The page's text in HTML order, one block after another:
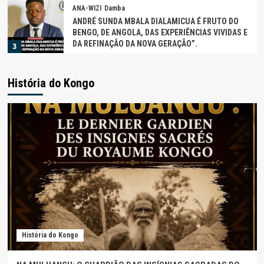
4
COMANDANTE ARBERTO CORREIA NETO, FILHO DO
KIMBELE
DADOS BIOGRÁFICOS DE AMBRÓSIO LUKOKI,
“NZAKIMWENA”
ANA-WIZI Buengas Noticias do Uige
NYOKA LONGO, ARTISTA CONGOLÊS DE ORIGEM
ANGOLANA
ANA-WIZI Damba
SEBASTIÃO KIAKUMBO CANDIDATO AO COMITÉ DA
LUTA CONTRA O FEITiçO EM ANGOLA
História do Kongo
História do Kongo